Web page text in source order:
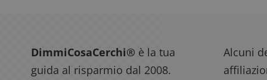
DimmiCosaCerchi® è la tua
guida al risparmio dal 2008.
Alcuni